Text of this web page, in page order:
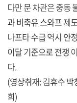
다만 문 차관은 중동
과 비축유 스와프 제
나프타 수급 역시 안
이달 기준으로 전쟁
다.
(영상취재: 김휴수
희)